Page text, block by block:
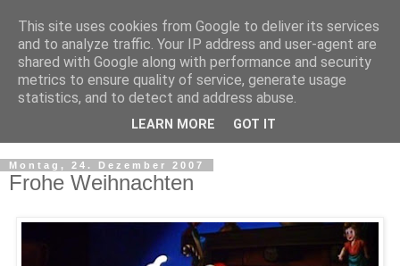
Montag, 24. Dezember 2007
Frohe Weihnachten
This site uses cookies from Google to deliver its services
and to analyze traffic. Your IP address and user-agent are
shared with Google along with performance and security
metrics to ensure quality of service, generate usage
statistics, and to detect and address abuse.
LEARN MORE GOT IT